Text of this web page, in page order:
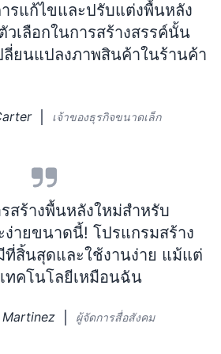
รแก้ไขและปรับแต่งพื้นหลัง
วเลือกในการสร้างสรรค์นั้น
ลี่ยนแปลงภาพสินค้าในร้านค้า
เจ้าของธุรกิจขนาดเล็ก
สร้างพื้นหลังใหม่สำหรับ
ายขนาดนี้! โปรแกรมสร้าง
ที่สิ้นสุดและใช้งานง่าย แม้แต่
ทคโนโลยีเหมือนฉัน
ผู้จัดการสื่อสังคม